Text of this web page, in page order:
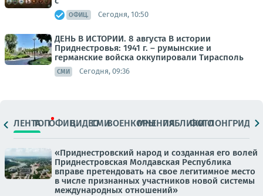
ОФИЦ. Сегодня, 10:50
ДЕНЬ В ИСТОРИИ. 8 августа В истории
Приднестровья: 1941 г. – румынские и
германские войска оккупировали Тирасполь
СМИ Сегодня, 09:36
ЛЕНТАТОПОФИЦ.ВИДЕОСМИВОЕНКОРЫМНЕНИЯПАБЛИКИ
ФОТОЛОНГРИДЫ
«Приднестровский народ и созданная его волей
Приднестровская Молдавская Республика
вправе претендовать на свое легитимное место
в числе признанных участников новой системы
международных отношений»